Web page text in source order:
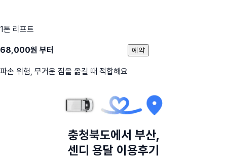
1톤 리프트
68,000원 부터
파손 위험, 무거운 짐을 옮길 때 적합해요
예약
충청북도에서 부산,
센디 용달 이용후기